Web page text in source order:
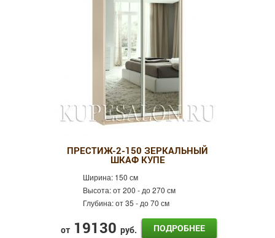
ПРЕСТИЖ-2-150 ЗЕРКАЛЬНЫЙ
ШКАФ КУПЕ
Ширина: 150 см
Высота:от 200 - до 270 см
Глубина:от 35 - до 70 см
от 19130 руб. ПОДРОБНЕЕ